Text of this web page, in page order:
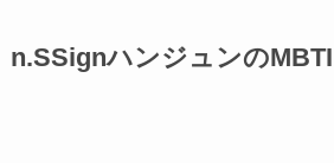
n.SSignハンジュンのMBTI